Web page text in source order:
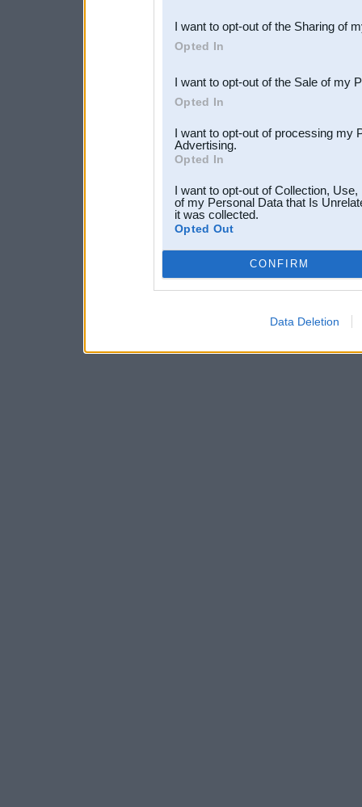
Downstream Participants
third parties.
I want to opt-out of the Sharing of
Opted In
I want to opt-out of the Sale of my
Opted In
I want to opt-out of processing my
Advertising.
Opted In
I want to opt-out of Collection,
of my Personal Data that Is
it was collected.
Opted Out
CONFIRM
Data Deletion